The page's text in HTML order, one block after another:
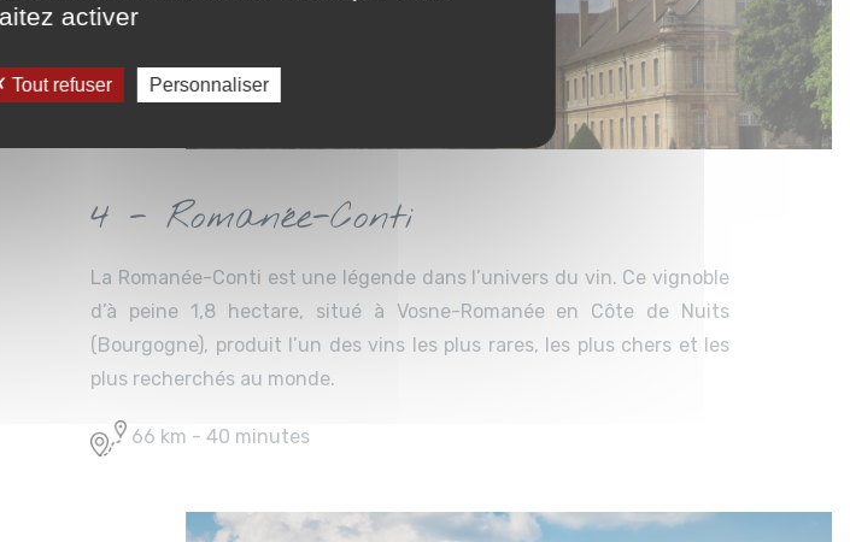
4 - Romanée-Conti
La Romanée-Conti est une légende dans l’univers du vin. Ce vignoble
d’à peine 1,8 hectare, situé à Vosne-Romanée en Côte de Nuits
(Bourgogne), produit l’un des vins les plus rares, les plus chers et les
plus recherchés au monde.
66 km - 40 minutes
activer
Tout refuser Personnaliser